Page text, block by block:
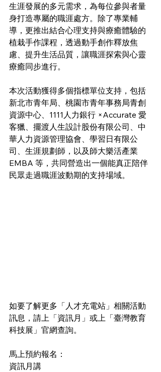
生涯發展的多元需求，為每位參與者量
身打造專屬的職涯處方。除了專業輔
導，更推出結合心理支持與療癒體驗的
植栽手作課程，透過動手創作釋放焦
慮、提升生活品質，讓職涯探索與心靈
療癒同步進行。
本次活動獲得多個指標單位支持，包括
新北市青年局、桃園市青年事務局青創
資源中心、1111人力銀行 ×Accurate 愛
客獵、擺渡人生設計股份有限公司、中
華人力資源管理協會、學習日有限公
司、生涯規劃師，以及師大樂活產業
EMBA 等，共同營造出一個能真正陪伴
民眾走過職涯波動期的支持場域。
如要了解更多「人才充電站」相關活動
訊息，請上「資訊月」或上「臺灣教育
科技展」官網查詢。
馬上預約報名：
資訊月講